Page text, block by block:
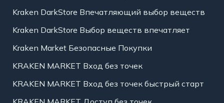
Kraken DarkStore Впечатляющий выбор веществ
Kraken DarkStore Выбор веществ впечатляет
Kraken Market Безопасные Покупки
KRAKEN MARKET Вход без точек
KRAKEN MARKET Вход без точек быстрый старт